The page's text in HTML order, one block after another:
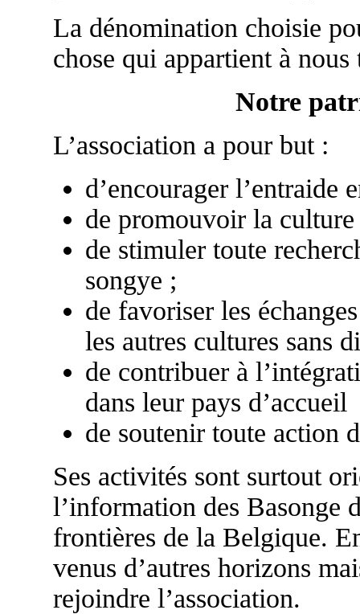
La dénomination choisie
chose qui appartient à
Notre
L’association a pour but :
d’encourager l’entraide
de promouvoir la
de stimuler toute
songye ;
de favoriser les
les autres cultures sans
de contribuer à
dans leur pays d’accueil
de soutenir toute action
Ses activités sont surtout
l’information des Basonge
frontières de la Belgique.
venus d’autres horizons
rejoindre l’association.